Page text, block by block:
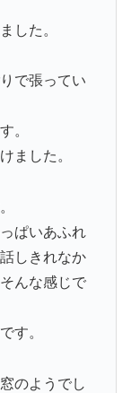
した。
で張ってい
。
ました。
ぱいあふれ
しきれなか
んな感じで
す。
のようでし